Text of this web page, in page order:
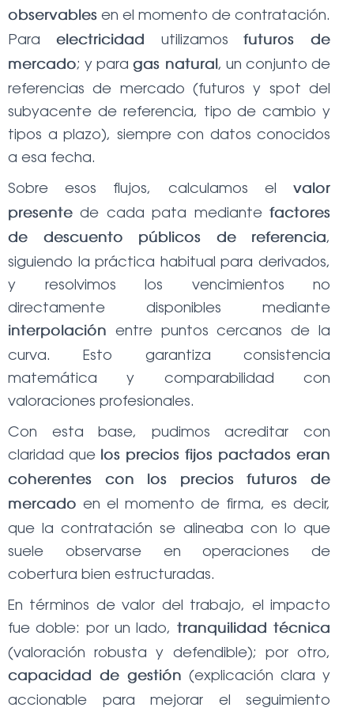
observables en el momento de contratación.
Para
electricidad utilizamosfuturos de
mercado; y paragas natural , un conjunto de
referencias de mercado (futuros y spot del
subyacente de referencia, tipo de cambio y
tipos a plazo), siempre con datos conocidos
a esa fecha.
Sobre esos flujos, calculamos el
valor
presente de cada pata mediante factores
de descuento públicos de referencia,
siguiendo la práctica habitual para derivados,
y resolvimos los vencimientos no
directamente disponibles mediante
interpolación
entre puntos cercanos de la
curva. Esto garantiza consistencia
matemática y comparabilidad con
valoraciones profesionales.
Con esta base, pudimos acreditar con
claridad que los precios fijos pactados eran
coherentes con los precios futuros de
mercado en el momento de firma, es decir,
que la contratación se alineaba con lo que
suele observarse en operaciones de
cobertura bien estructuradas.
En términos de valor del trabajo, el impacto
fue doble: por un lado, tranquilidad técnica
(valoración robusta y defendible); por otro,
capacidad de gestión (explicación clara y
accionable para mejorar el seguimiento